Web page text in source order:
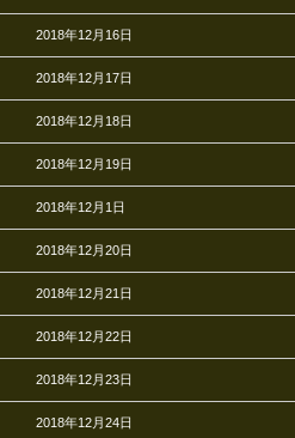
2018年12月16日
2018年12月17日
2018年12月18日
2018年12月19日
2018年12月1日
2018年12月20日
2018年12月21日
2018年12月22日
2018年12月23日
2018年12月24日